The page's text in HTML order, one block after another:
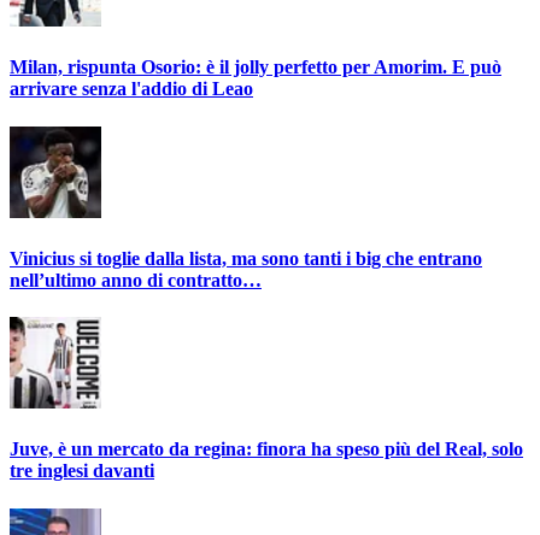
Milan, rispunta Osorio: è il jolly perfetto per Amorim. E può
arrivare senza l'addio di Leao
Vinicius si toglie dalla lista, ma sono tanti i big che entrano
nell’ultimo anno di contratto…
Juve, è un mercato da regina: finora ha speso più del Real, solo
tre inglesi davanti